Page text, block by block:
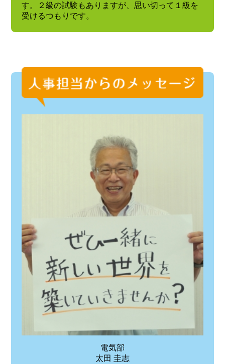
す。２級の試験もありますが、思い切って１級を
受けるつもりです。
電気部
太田 圭志